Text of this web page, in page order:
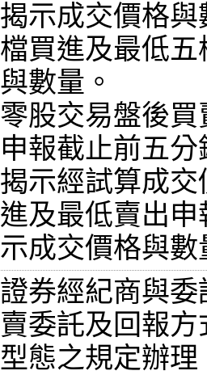
揭示成交價格
檔買進及最低
與數量。
零股交易盤後
申報截止前五
揭示經試算成
進及最低賣出
示成交價格與數
證券經紀商與
賣委託及回報
型態之規定辦